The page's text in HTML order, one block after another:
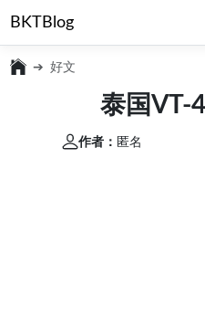
BKTBlog
好文
泰国VT-
作者： 匿名